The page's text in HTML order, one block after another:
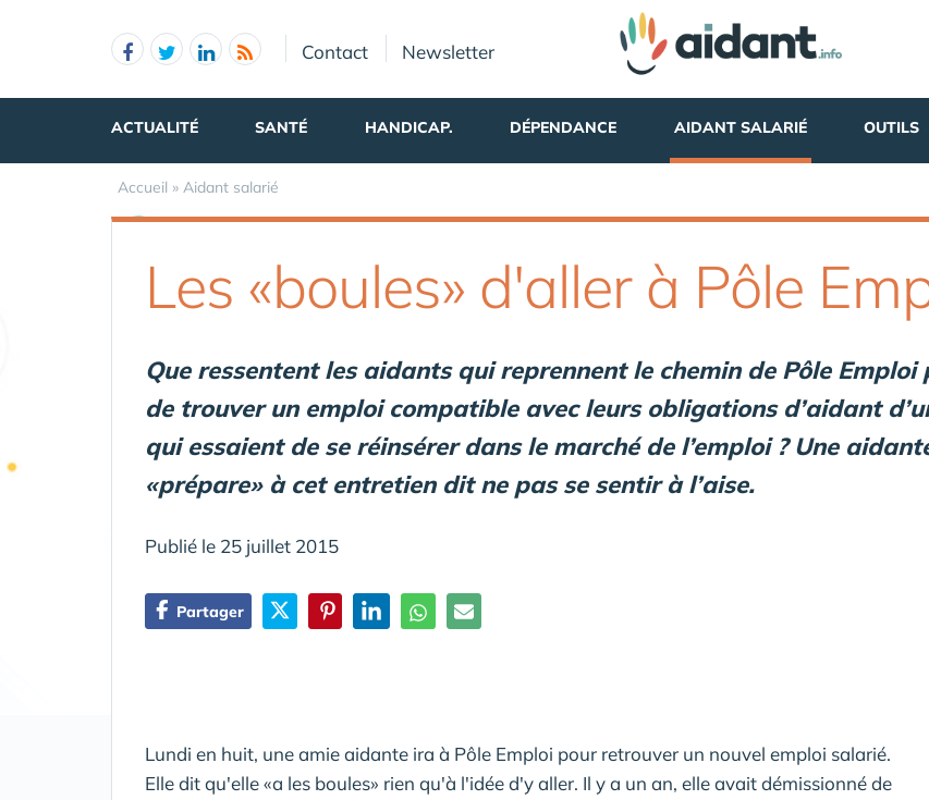
Contact Newsletter
ACTUALITÉ SANTÉ HANDICAP. DÉPENDANCE AIDANT SALARIÉ OUTILS
Accueil » Aidant salarié
Les «boules» d'aller à Pôle
Que ressentent les aidants qui reprennent le chemin de Pôle Emploi
de trouver un emploi compatible avec leurs obligations d’aidant
qui essaient de se réinsérer dans le marché de l’emploi ? Une
«prépare» à cet entretien dit ne pas se sentir à l’aise.
Publié le 25 juillet 2015
Partager
Lundi en huit, une amie aidante ira à Pôle Emploi pour retrouver un nouvel emploi salarié.
Elle dit qu'elle «a les boules» rien qu'à l'idée d'y aller. Il y a un an, elle avait démissionné de